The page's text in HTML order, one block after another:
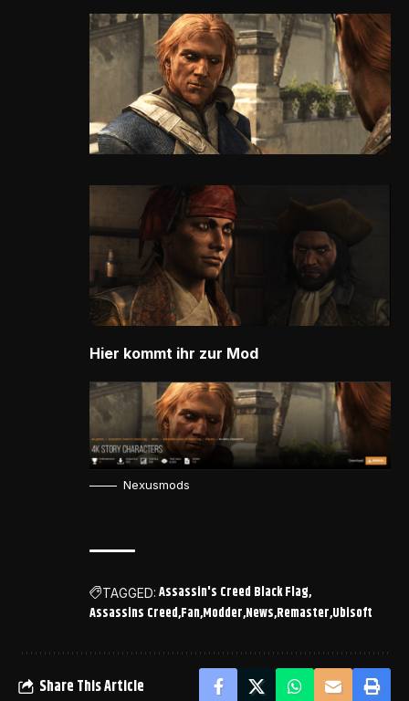
Hier kommt ihr zur Mod
Nexusmods
TAGGED: Assassin's Creed Black Flag
Assassins Creed Fan Modder News Remaster Ubisoft
Share This Article